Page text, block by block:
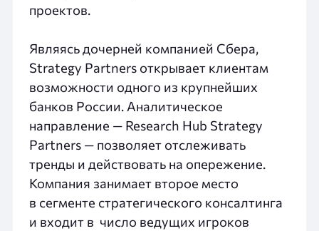
проектов.
Являясь дочерней компанией Сбера,
Strategy Partners открывает клиентам
возможности одного из крупнейших
банков России. Аналитическое
направление — Research Hub Strategy
Partners — позволяет отслеживать
тренды и действовать на опережение.
Компания занимает второе место
в сегменте стратегического консалтинга
и входит в число ведущих игроков